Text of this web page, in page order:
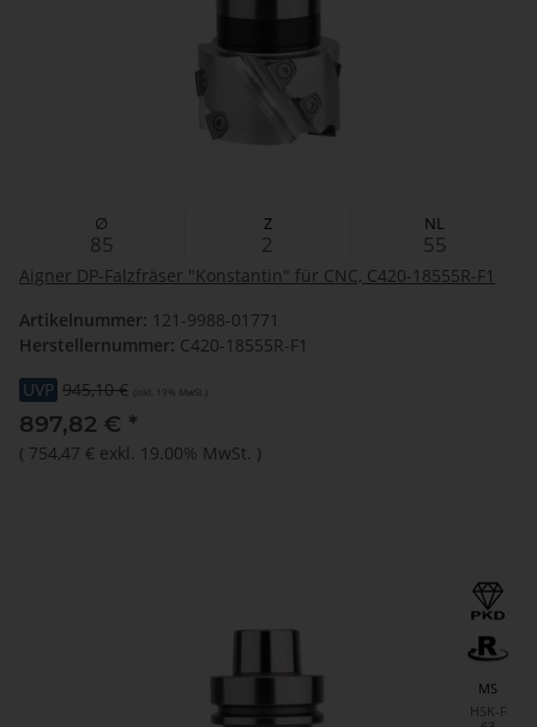
∅
85
Z
2
NL
55
Aigner DP-Falzfräser "Konstantin" für CNC, C420-18555R-F1
Artikelnummer: 121-9988-01771
Herstellernummer: C420-18555R-F1
UVP 945,10 € (inkl. 19% MwSt.)
897,82 € *
( 754,47 € exkl. 19.00% MwSt. )
MS
HSK-F